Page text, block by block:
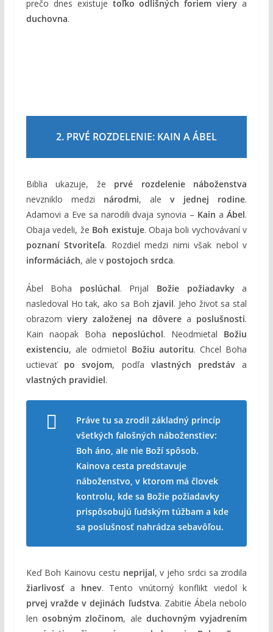
prečo dnes existuje toľko odlišných foriem viery a
duchovna.
2. PRVÉ ROZDELENIE: KAIN A ÁBEL
Biblia ukazuje, že prvé rozdelenie náboženstva
nevzniklo medzi národmi, alev jednej rodine.
Adamovi a Eve sa narodili dvaja synovia – Kain aÁbel.
Obaja vedeli, že Boh existuje. Obaja boli vychovávaní v
poznaní Stvoriteľa. Rozdiel medzi nimi však nebol v
informáciách, ale v postojoch srdca.
Ábel Boha poslúchal. Prijal Božie požiadavkya
nasledoval Ho tak, ako sa Boh zjavil. Jeho život sa stal
obrazom viery založenej na dôverea poslušnosti.
Kain naopak Boha neposlúchol. Neodmietal Božiu
existenciu, ale odmietol Božiu autoritu. Chcel Boha
uctievať po svojom, podľa vlastných predstáv a
vlastných pravidiel.
Práve tu sa zrodil základný princíp
všetkých falošných náboženstiev:
Boh áno, ale nie Boží spôsob.
Kainova cesta predstavuje
náboženstvo, v ktorom má človek
kontrolu, kde sa Božie požiadavky
prispôsobujú ľudským túžbam a kde
sa poslušnosť nahrádza sebavôľou.
Keď Boh Kainovu cestu neprijal, v jeho srdci sa zrodila
žiarlivosťa hnev. Tento vnútorný konflikt viedol k
prvej vražde v dejinách ľudstva. Zabitie Ábela nebolo
lenosobným zločinom, ale duchovným vyjadrením